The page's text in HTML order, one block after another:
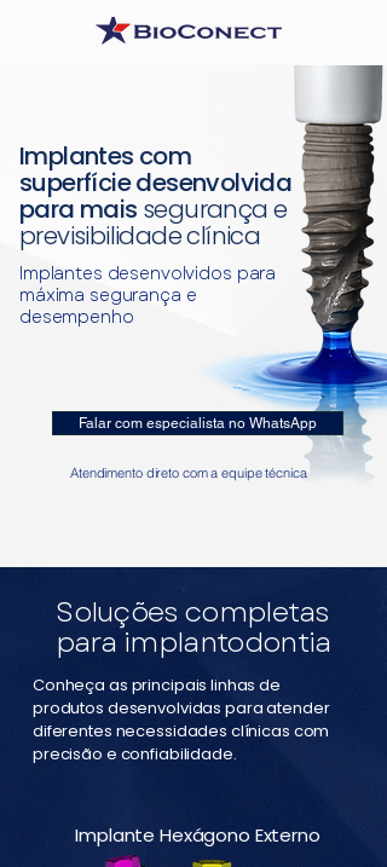
Implantes com
superfície desenvolvida
para mais segurança e
previsibilidade clínica
Implantes desenvolvidos para
máxima segurança e
desempenho
Falar com especialista no WhatsApp
Atendimento direto com a equipe técnica
Soluções completas
para implantodontia
Conheça as principais linhas de
produtos desenvolvidas para atender
diferentes necessidades clínicas com
precisão e confiabilidade.
Implante Hexágono Externo